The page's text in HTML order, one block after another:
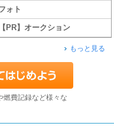
ォト
【PR】オークション
もっと見る
燃費記録など様々な